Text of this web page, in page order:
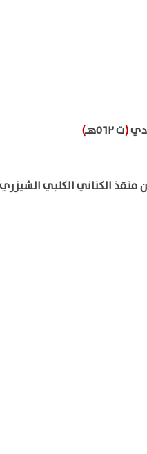
(ت ٥٦٢هـ
)
الكناني الكلبي الشيزري